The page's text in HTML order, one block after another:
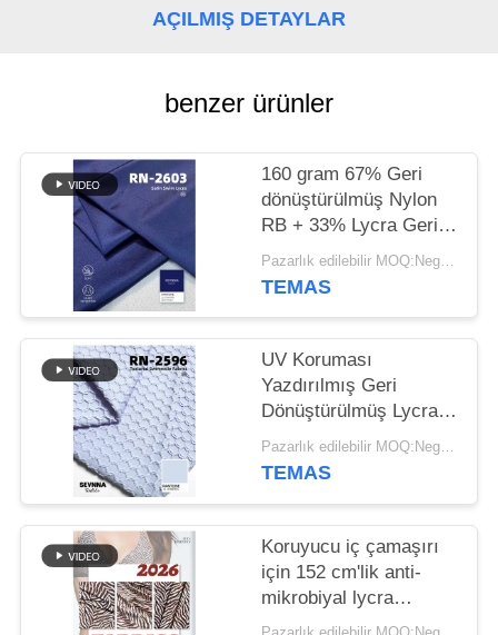
HARITASI
PRIVACY
POLICY
AÇILMIŞ DETAYLAR
benzer ürünler
160 gram 67% Geri
dönüştürülmüş Nylon
RB + 33% Lycra Geri
dönüştürülmüş Lycra
Kumaşı RN-2603
Pazarlık edilebilir MOQ:Negotiable
TEMAS
UV Koruması
Yazdırılmış Geri
Dönüştürülmüş Lycra
Kumaşı Çevreye DostuPazarlık edilebilir MOQ:Negotiable
TEMAS
Koruyucu iç çamaşırı
için 152 cm'lik anti-
mikrobiyal lycra
kumaşı